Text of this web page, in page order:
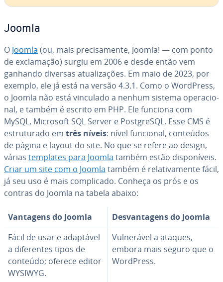
Joomla
O Joomla (ou, mais pre­ci­sa­mente, Joomla! — com ponto
de ex­cla­ma­ção) surgiu em 2006 e desde então vem
ganhando diversas atu­a­li­za­ções. Em maio de 2023, por
exemplo, ele já está na versão 4.3.1. Como o WordPress,
o Joomla não está vinculado a nenhum sistema ope­ra­ci­o­
nal, e também é escrito em PHP. Ele funciona com
MySQL, Microsoft SQL Server e Post­greSQL. Esse CMS é
es­tru­tu­rado em três níveis: nível funcional, conteúdos
de página e layout do site. No que se refere ao design,
várias templates para Joomla também estão dis­po­ní­veis.
Criar um site com o Joomla também é re­la­ti­va­mente fácil,
já seu uso é mais com­pli­cado. Conheça os prós e os
contras do Joomla na tabela abaixo:
Vantagens do Joomla
Des­van­ta­gens do Joomla
Fácil de usar e adaptável
a di­fe­ren­tes tipos de
conteúdo; oferece editor
WYSIWYG.
Vul­ne­rá­vel a ataques,
embora mais seguro que o
WordPress.